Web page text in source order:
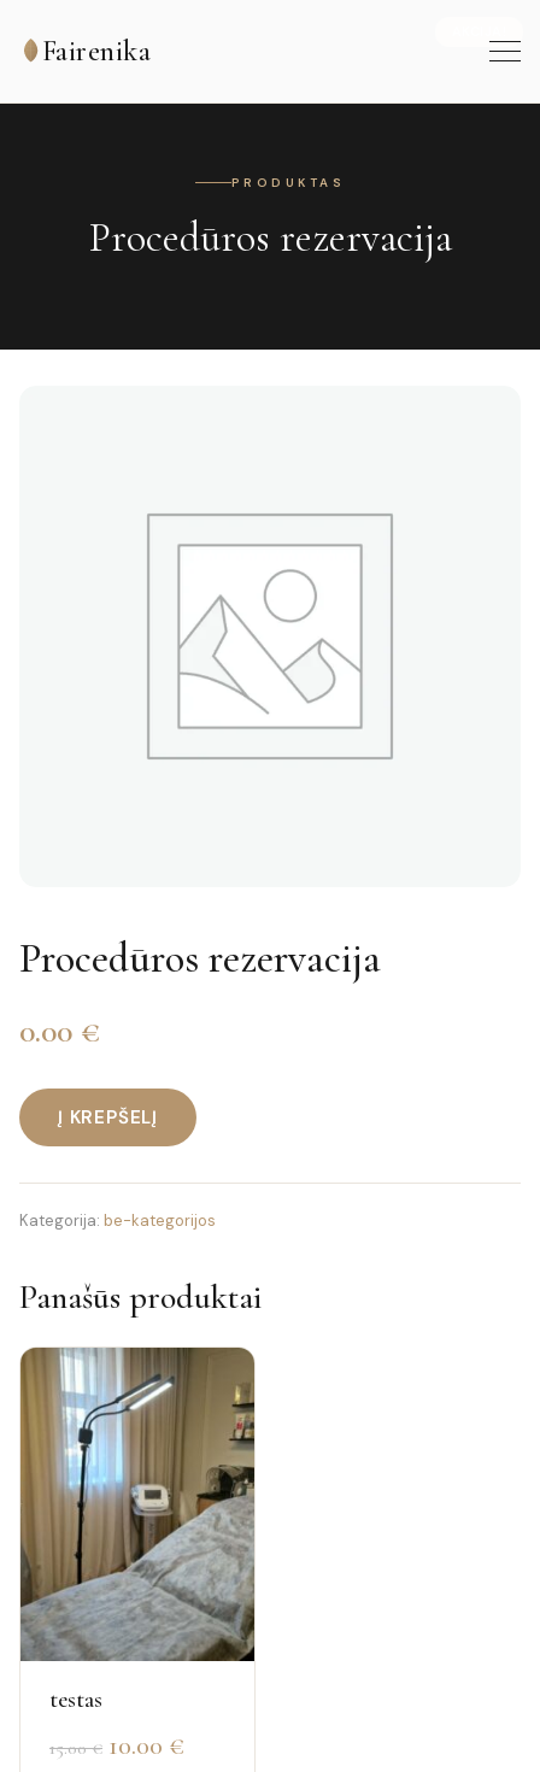
Fairenika
PRODUKTAS
Procedūros rezervacija
Procedūros rezervacija
0.00 €
produkto
Procedūros
rezervacija
Į KREPŠELĮ
Kategorija: be-kategorijos
Panašūs produktai
testas
15.00€ Original
10.00 €